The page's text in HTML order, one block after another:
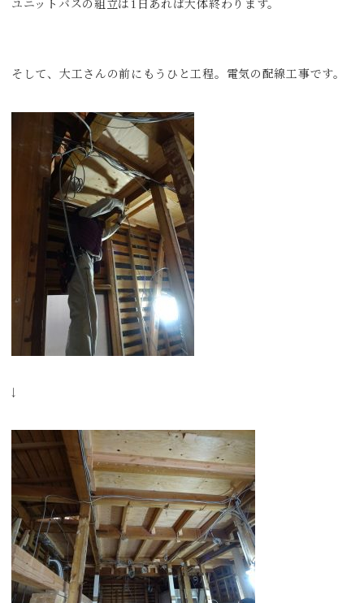
ユニットバスの組立は1日あれば大体終わります。
そして、大工さんの前にもうひと工程。電気の配線工事です。
↓